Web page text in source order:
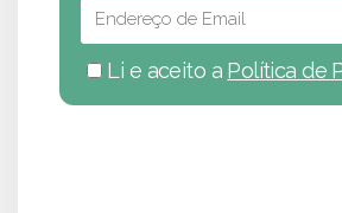
Li e aceito a Política de